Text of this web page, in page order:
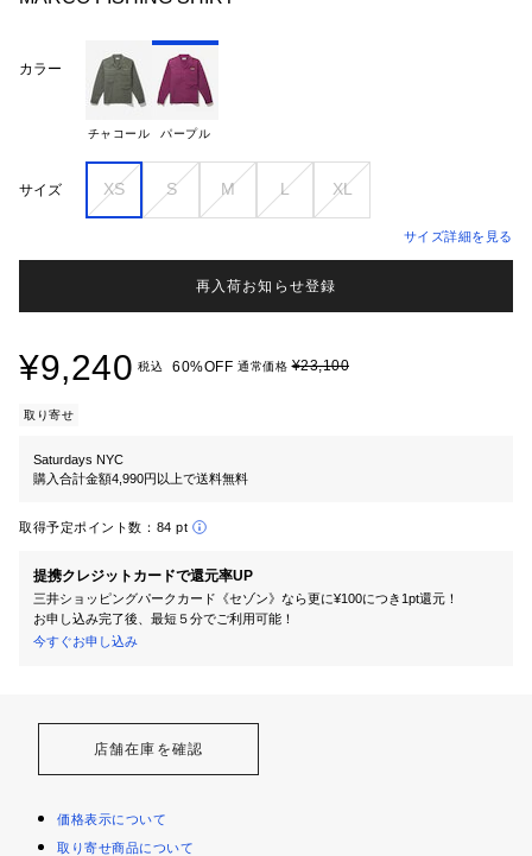
カラー
チャコール パープル
サイズ XS S M L XL
サイズ詳細を見る
再入荷お知らせ登録
¥9,240 税込 60%OFF 通常価格¥23,100
取り寄せ
Saturdays NYC
購入合計金額4,990円以上で送料無料
取得予定ポイント数： 84 pt
提携クレジットカードで還元率UP
三井ショッピングパークカード《セゾン》なら更に¥100につき1pt還元！
お申し込み完了後、最短５分でご利用可能！
今すぐお申し込み
店舗在庫を確認
価格表示について
取り寄せ商品について